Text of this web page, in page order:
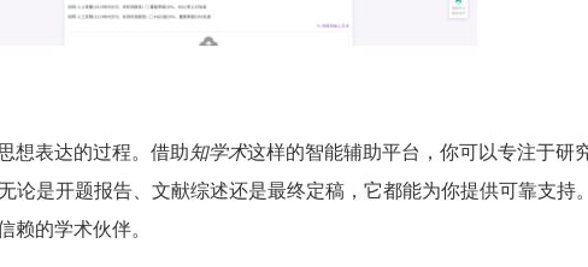
想表达的过程。借助知学术这样的智能辅助平台，你可以专注于研
是开题报告、文献综述还是最终定稿，它都能为你提供可靠支持。
赖的学术伙伴。